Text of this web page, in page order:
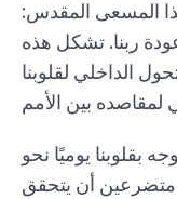
المسعى المقدس:
ربنا. تشكل هذه
الداخلي لقلوبنا
بقلوبنا يوميًا نحو
متضرعين أن يتحقق